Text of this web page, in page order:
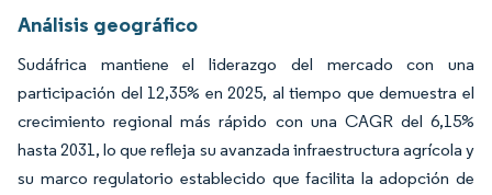
Análisis geográfico
Sudáfrica mantiene el liderazgo del mercado con una
participación del 12,35% en 2025, al tiempo que demuestra el
crecimiento regional más rápido con una CAGR del 6,15%
hasta 2031, lo que refleja su avanzada infraestructura agrícola y
su marco regulatorio establecido que facilita la adopción de